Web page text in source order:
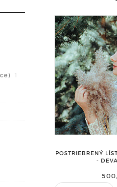
1
POSTRIEBRENÝ
-